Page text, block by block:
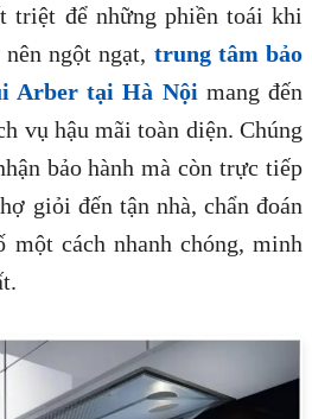
triệt để những phiền toái khi
ngột ngạt, trung tâm bảo
Arber tại Hà Nội mang đến
vụ hậu mãi toàn diện. Chúng
bảo hành mà còn trực tiếp
giỏi đến tận nhà, chẩn đoán
một cách nhanh chóng, minh